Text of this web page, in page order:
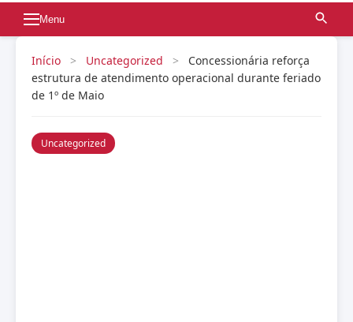
Menu
Início > Uncategorized >
Concessionária reforça
estrutura de atendimento operacional durante feriado
de 1º de Maio
Uncategorized